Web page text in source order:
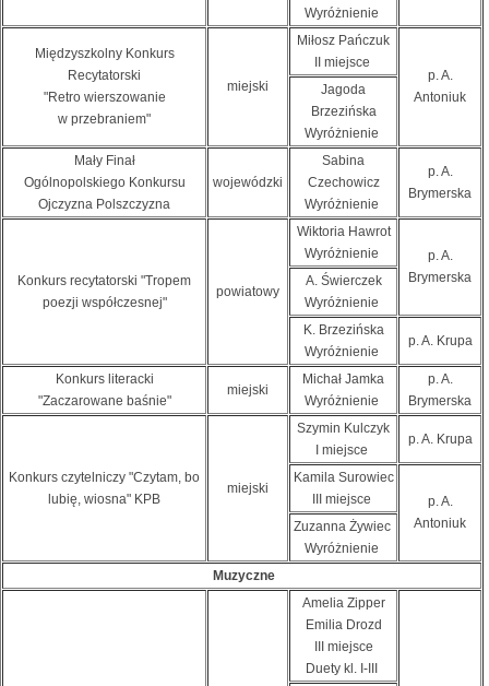
Wyróżnienie
Międzyszkolny Konkurs
Recytatorski
"Retro wierszowanie
w przebraniem"
miejski
Miłosz Pańczuk
II miejsce
p. A.
Antoniuk
Jagoda
Brzezińska
Wyróżnienie
Mały Finał
Ogólnopolskiego Konkursu
Ojczyzna Polszczyzna
wojewódzki
Sabina
Czechowicz
Wyróżnienie
p. A.
Brymerska
Konkurs recytatorski "Tropem
poezji współczesnej"
powiatowy
Wiktoria Hawrot
Wyróżnienie
p. A.
Brymerska
A. Świerczek
Wyróżnienie
K. Brzezińska
Wyróżnienie
p. A. Krupa
Konkurs literacki
"Zaczarowane baśnie"
miejski
Michał Jamka
Wyróżnienie
p. A.
Brymerska
Konkurs czytelniczy "Czytam, bo
lubię, wiosna" KPB
miejski
Szymin Kulczyk
I miejsce
p. A. Krupa
Kamila Surowiec
III miejsce
p. A.
Antoniuk
Zuzanna Żywiec
Wyróżnienie
Muzyczne
Amelia Zipper
Emilia Drozd
III miejsce
Duety kl. I-III